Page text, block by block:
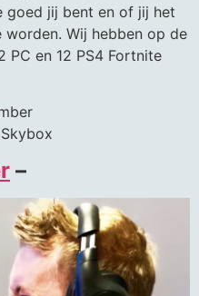
goed jij bent en of jij het
Wij hebben op de
PC en 12 PS4 Fortnite
–